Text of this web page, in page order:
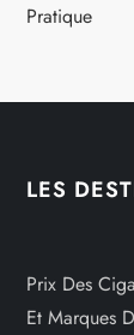
Pratique
LES
Prix Des
Et Marques